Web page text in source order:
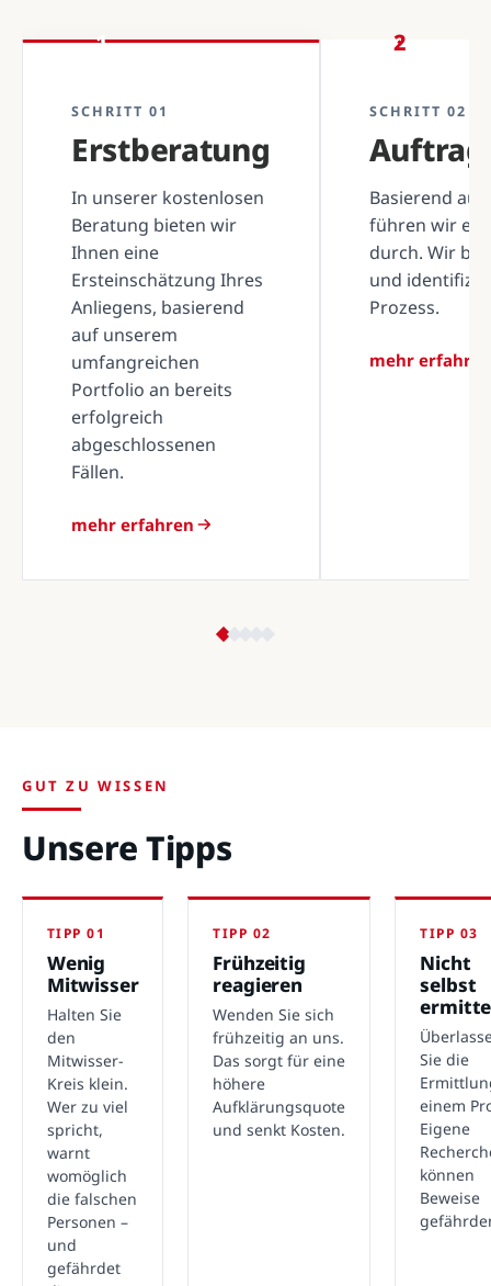
1
SCHRITT 01
Erstberatung
In unserer kostenlosen
Beratung bieten wir
Ihnen eine
Ersteinschätzung Ihres
Anliegens, basierend
auf unserem
umfangreichen
Portfolio an bereits
erfolgreich
abgeschlossenen
Fällen.
mehr erfahren
2
SCHRITT 02
Basierend
führen wir
durch. Wir
und
Prozess.
mehr erfahren
GUT ZU WISSEN
Unsere Tipps
TIPP 01
Wenig
Mitwisser
Halten Sie
den
Mitwisser-
Kreis klein.
Wer zu viel
spricht,
warnt
womöglich
die falschen
Personen –
und
gefährdet
TIPP 02
Frühzeitig
reagieren
Wenden Sie sich
frühzeitig an uns.
Das sorgt für eine
höhere
Aufklärungsquote
und senkt Kosten.
TIPP 03
Nicht
selbst
Sie die
einem
Eigene
können
Beweise